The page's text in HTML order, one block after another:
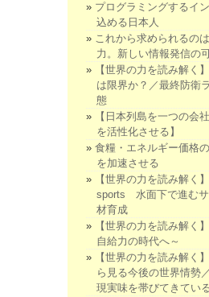
プログラミングするイ
込める日本人
これから求められるの
力。新しい情報発信の
【世界の力を読み解く
は限界か？／最終防衛
態
【日本列島を一つの会
を活性化させる】
食糧・エネルギー価格
を加速させる
【世界の力を読み解く
sports 水面下で進むサ
材育成
【世界の力を読み解く
自給力の時代へ～
【世界の力を読み解く
ら見る今後の世界情勢
現実味を帯びてきてい